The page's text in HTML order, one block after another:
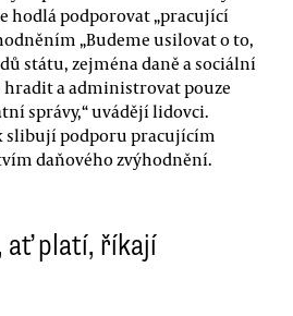
hodlá podporovat „pracující
„Budeme usilovat o to,
státu, zejména daně a sociální
a administrovat pouze
správy,“ uvádějí lidovci.
slibují podporu pracujícím
daňového zvýhodnění.
ať platí, říkají